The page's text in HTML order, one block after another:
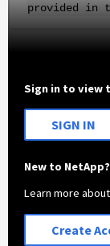
provided in
Sign in to view
SIGN IN
New to NetApp?
Learn more
Create